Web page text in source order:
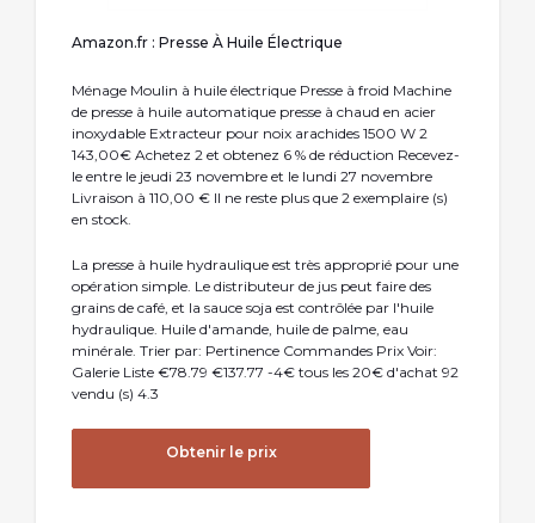
Amazon.fr : Presse À Huile Électrique
Ménage Moulin à huile électrique Presse à froid Machine
de presse à huile automatique presse à chaud en acier
inoxydable Extracteur pour noix arachides 1500 W 2
143,00€ Achetez 2 et obtenez 6 % de réduction Recevez-
le entre le jeudi 23 novembre et le lundi 27 novembre
Livraison à 110,00 € Il ne reste plus que 2 exemplaire (s)
en stock.
La presse à huile hydraulique est très approprié pour une
opération simple. Le distributeur de jus peut faire des
grains de café, et la sauce soja est contrôlée par l'huile
hydraulique. Huile d'amande, huile de palme, eau
minérale. Trier par: Pertinence Commandes Prix Voir:
Galerie Liste €78.79 €137.77 -4€ tous les 20€ d'achat 92
vendu (s) 4.3
Obtenir le prix